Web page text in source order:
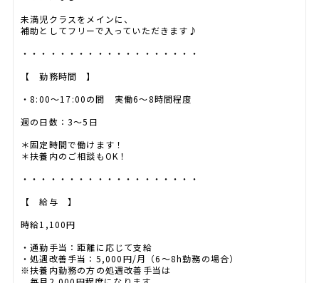
未満児クラスをメインに、
補助としてフリーで入っていただきます♪
・・・・・・・・・・・・・・・・・・・
【 勤務時間 】
・8:00～17:00の間 実働6～8時間程度
週の日数：3～5日
＊固定時間で働けます！
＊扶養内のご相談もOK！
・・・・・・・・・・・・・・・・・・・
【 給与 】
時給1,100円
・通勤手当：距離に応じて支給
・処遇改善手当：5,000円/月（6～8h勤務の場合）
※扶養内勤務の方の処遇改善手当は